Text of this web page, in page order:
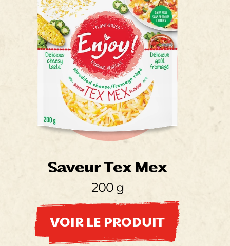
Saveur Tex Mex
200 g
VOIR LE PRODUIT